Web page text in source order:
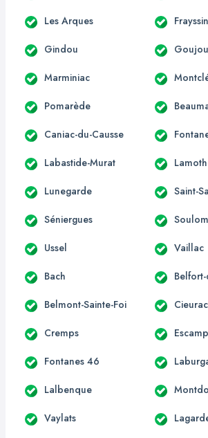
Les Arques
Gindou
Marminiac
Pomarède
Caniac-du-Causse
Labastide-Murat
Lunegarde Saint-
Séniergues
Ussel Vaillac
Bach
Belmont-Sainte-Foi Cieurac
Cremps
Fontanes 46
Lalbenque
Vaylats